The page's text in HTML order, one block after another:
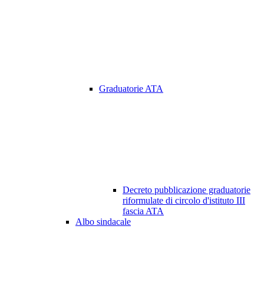
Graduatorie ATA
Decreto pubblicazione graduatorie
riformulate di circolo d'istituto III
fascia ATA
Albo sindacale